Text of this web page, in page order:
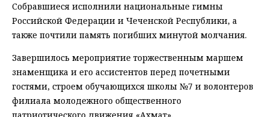
Собравшиеся исполнили национальные гимны
Российской Федерации и Чеченской Республики, а
также почтили память погибших минутой молчания.
Завершилось мероприятие торжественным маршем
знаменщика и его ассистентов перед почетными
гостями, строем обучающихся школы №7 и волонтеров
филиала молодежного общественного